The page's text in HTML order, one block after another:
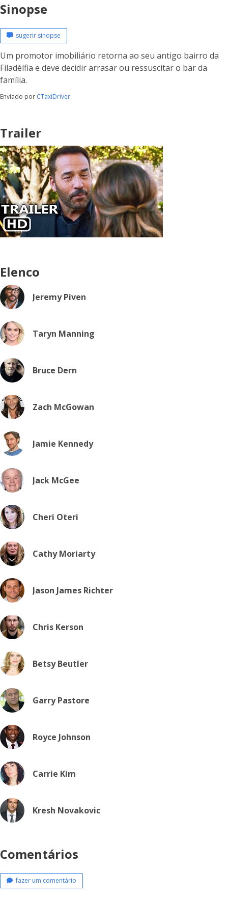
Sinopse
sugerir sinopse
Um promotor imobiliário retorna ao seu antigo bairro da
Filadélfia e deve decidir arrasar ou ressuscitar o bar da
família.
Enviado por CTaxiDriver
Trailer
Elenco
Jeremy Piven
Taryn Manning
Bruce Dern
Zach McGowan
Jamie Kennedy
Jack McGee
Cheri Oteri
Cathy Moriarty
Jason James Richter
Chris Kerson
Betsy Beutler
Garry Pastore
Royce Johnson
Carrie Kim
Kresh Novakovic
Comentários
fazer um comentário